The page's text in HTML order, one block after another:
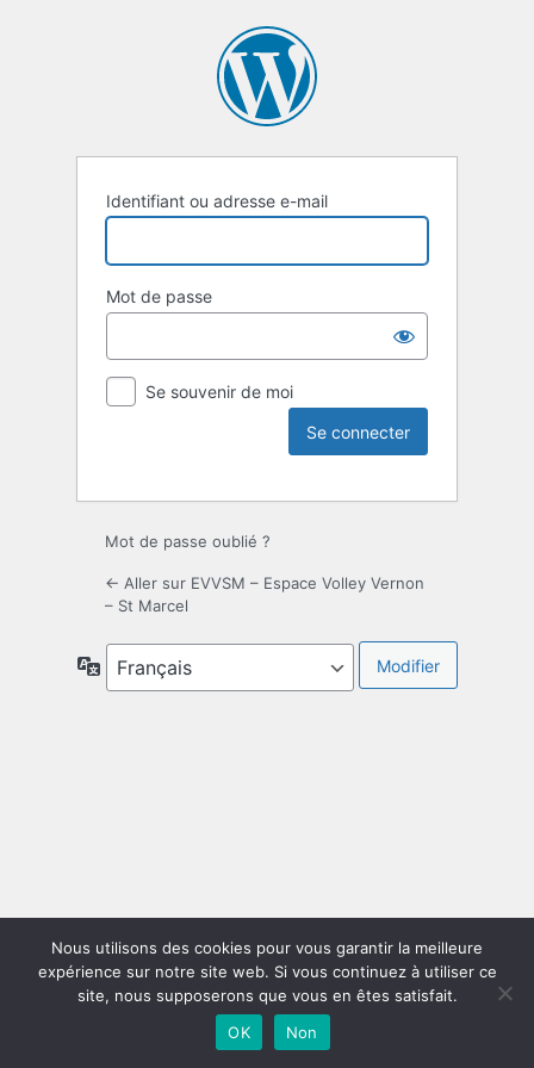
Identifiant ou adresse e-mail
Mot de passe
Se souvenir de moi
Mot de passe oublié ?
← Aller sur EVVSM – Espace Volley Vernon
– St Marcel
Langue
Nous utilisons des cookies pour vous garantir la meilleure
expérience sur notre site web. Si vous continuez à utiliser ce
site, nous supposerons que vous en êtes satisfait.
OK
Non